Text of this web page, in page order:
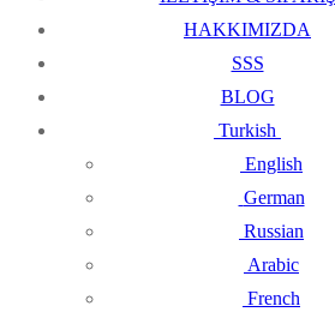
HAKKIMIZDA
SSS
BLOG
Turkish
English
German
Russian
Arabic
French